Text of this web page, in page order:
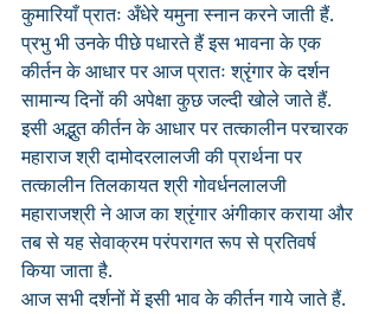
कुमारियाँ प्रातः अँधेरे यमुना स्नान करने जाती हैं.
प्रभु भी उनके पीछे पधारते हैं इस भावना के एक
कीर्तन के आधार पर आज प्रातः श्रृंगार के दर्शन
सामान्य दिनों की अपेक्षा कुछ जल्दी खोले जाते हैं.
इसी अद्भुत कीर्तन के आधार पर तत्कालीन परचारक
महाराज श्री दामोदरलालजी की प्रार्थना पर
तत्कालीन तिलकायत श्री गोवर्धनलालजी
महाराजश्री ने आज का श्रृंगार अंगीकार कराया और
तब से यह सेवाक्रम परंपरागत रूप से प्रतिवर्ष
किया जाता है.
आज सभी दर्शनों में इसी भाव के कीर्तन गाये जाते हैं.